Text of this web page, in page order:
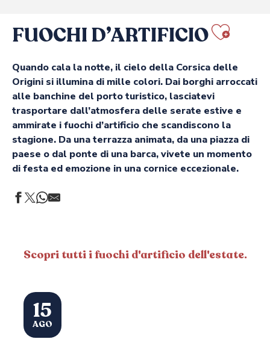
FUOCHI D’ARTIFICIO
Quando cala la notte, il cielo della Corsica delle
Origini si illumina di mille colori. Dai borghi arroccati
alle banchine del porto turistico, lasciatevi
trasportare dall’atmosfera delle serate estive e
ammirate i fuochi d’artificio che scandiscono la
stagione. Da una terrazza animata, da una piazza di
paese o dal ponte di una barca, vivete un momento
di festa ed emozione in una cornice eccezionale.
Scopri tutti i fuochi d'artificio dell'estate.
15
AGO